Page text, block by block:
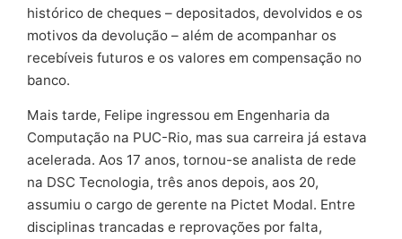
histórico de cheques – depositados, devolvidos e os
motivos da devolução – além de acompanhar os
recebíveis futuros e os valores em compensação no
banco.
Mais tarde, Felipe ingressou em Engenharia da
Computação na PUC-Rio, mas sua carreira já estava
acelerada. Aos 17 anos, tornou-se analista de rede
na DSC Tecnologia, três anos depois, aos 20,
assumiu o cargo de gerente na Pictet Modal. Entre
disciplinas trancadas e reprovações por falta,